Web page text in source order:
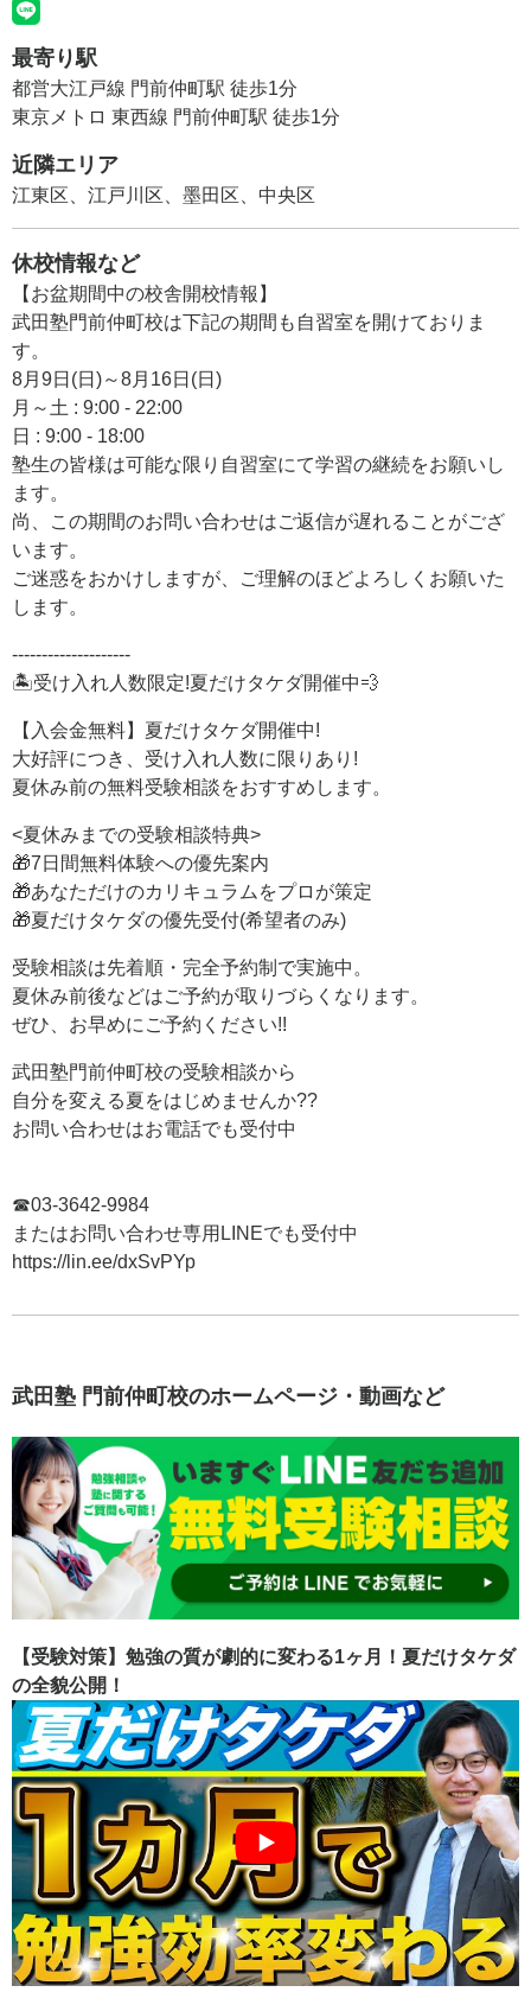
最寄り駅
都営大江戸線 門前仲町駅 徒歩1分
東京メトロ 東西線 門前仲町駅 徒歩1分
近隣エリア
江東区、江戸川区、墨田区、中央区
休校情報など
【お盆期間中の校舎開校情報】
武田塾門前仲町校は下記の期間も自習室を開けておりま
す。
8月9日(日)～8月16日(日)
月～土 : 9:00 - 22:00
日 : 9:00 - 18:00
塾生の皆様は可能な限り自習室にて学習の継続をお願いし
ます。
尚、この期間のお問い合わせはご返信が遅れることがござ
います。
ご迷惑をおかけしますが、ご理解のほどよろしくお願いた
します。
--------------------
🏝️受け入れ人数限定!夏だけタケダ開催中💨
【入会金無料】夏だけタケダ開催中!
大好評につき、受け入れ人数に限りあり!
夏休み前の無料受験相談をおすすめします。
<夏休みまでの受験相談特典>
🎁7日間無料体験への優先案内
🎁あなただけのカリキュラムをプロが策定
🎁夏だけタケダの優先受付(希望者のみ)
受験相談は先着順・完全予約制で実施中。
夏休み前後などはご予約が取りづらくなります。
ぜひ、お早めにご予約ください!!
武田塾門前仲町校の受験相談から
自分を変える夏をはじめませんか??
お問い合わせはお電話でも受付中
☎03-3642-9984
またはお問い合わせ専用LINEでも受付中
https://lin.ee/dxSvPYp
武田塾 門前仲町校のホームページ・動画など
【受験対策】勉強の質が劇的に変わる1ヶ月！夏だけタケダ
の全貌公開！